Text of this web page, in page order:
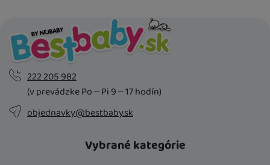
222 205 982
(v prevádzke Po – Pi 9 – 17 hodín)
objednavky@bestbaby.sk
Vybrané kategórie